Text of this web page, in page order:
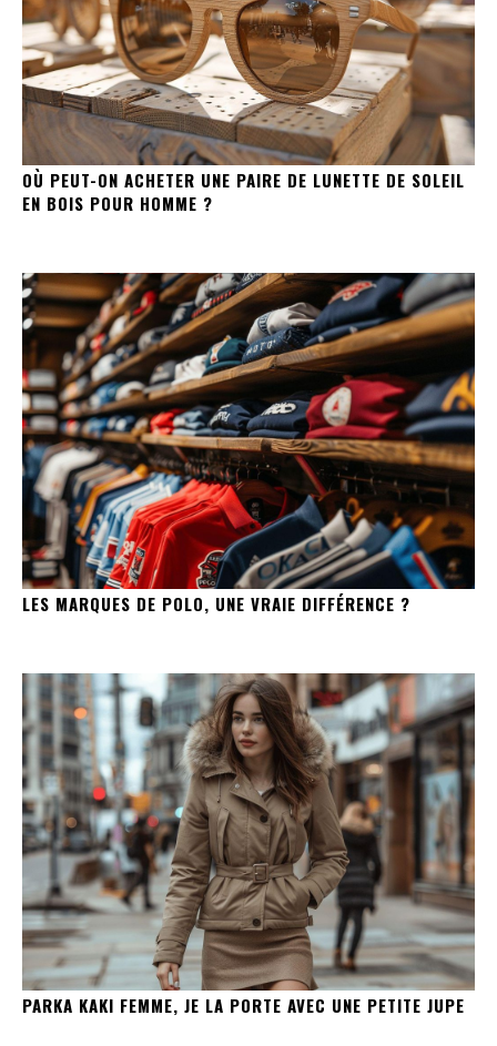
OÙ PEUT-ON ACHETER UNE PAIRE DE LUNETTE DE SOLEIL
EN BOIS POUR HOMME ?
LES MARQUES DE POLO, UNE VRAIE DIFFÉRENCE ?
PARKA KAKI FEMME, JE LA PORTE AVEC UNE PETITE JUPE